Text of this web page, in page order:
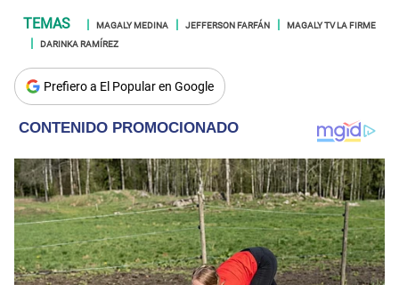
MAGALY MEDINA JEFFERSON FARFÁN
MAGALY TV LA FIRME
DARINKA RAMÍREZ
Prefiero a El Popular en Google